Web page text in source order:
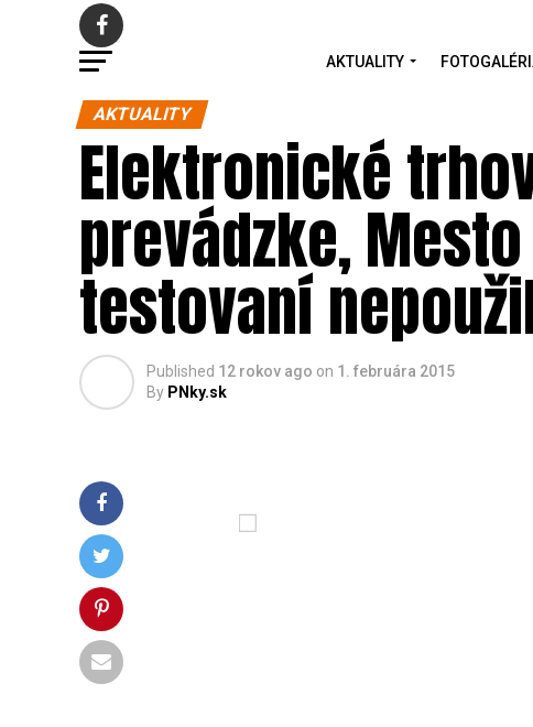
AKTUALITY
AKTUALITY
Elektronické
prevádzke,
testovaní
Published 12 rokov ago on 1. februára 2015
By PNky.sk